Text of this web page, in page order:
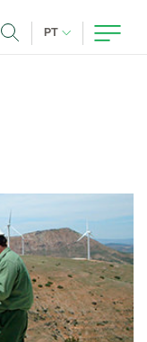
PT IDIOMA ATUAL,